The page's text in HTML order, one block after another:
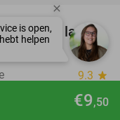
€9,50
32%
ontbijt + late
9.3 star